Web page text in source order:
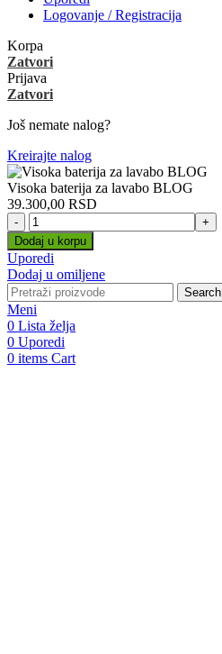
Logovanje / Registracija
Korpa
Zatvori
Prijava
Zatvori
Još nemate nalog?
Kreirajte nalog
Visoka baterija za lavabo BLOG
39.300,00 RSD
Visoka
baterija
za
lavabo
BLOG
količina
Dodaj u korpu
Uporedi
Dodaj u omiljene
Search
Meni
0 Lista želja
0 Uporedi
0 items Cart